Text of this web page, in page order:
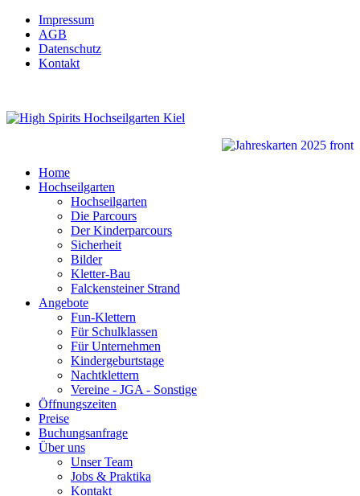
Impressum
AGB
Datenschutz
Kontakt
Home
Hochseilgarten
Hochseilgarten
Die Parcours
Der Kinderparcours
Sicherheit
Bilder
Kletter-Bau
Falckensteiner Strand
Angebote
Fun-Klettern
Für Schulklassen
Für Unternehmen
Kindergeburtstage
Nachtklettern
Vereine - JGA - Sonstige
Öffnungszeiten
Preise
Buchungsanfrage
Über uns
Unser Team
Jobs & Praktika
Kontakt